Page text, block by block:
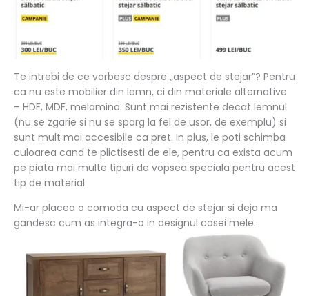
Te intrebi de ce vorbesc despre „aspect de stejar”? Pentru
ca nu este mobilier din lemn, ci din materiale alternative
– HDF, MDF, melamina. Sunt mai rezistente decat lemnul
(nu se zgarie si nu se sparg la fel de usor, de exemplu) si
sunt mult mai accesibile ca pret. In plus, le poti schimba
culoarea cand te plictisesti de ele, pentru ca exista acum
pe piata mai multe tipuri de vopsea speciala pentru acest
tip de material.
Mi-ar placea o comoda cu aspect de stejar si deja ma
gandesc cum as integra-o in designul casei mele.